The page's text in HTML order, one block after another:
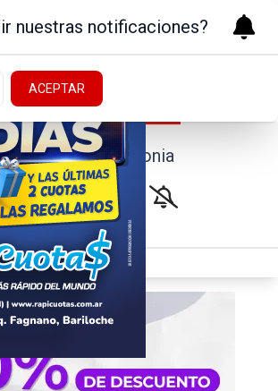
de la Patagonia
nuestras notificaciones?
ACEPTAR